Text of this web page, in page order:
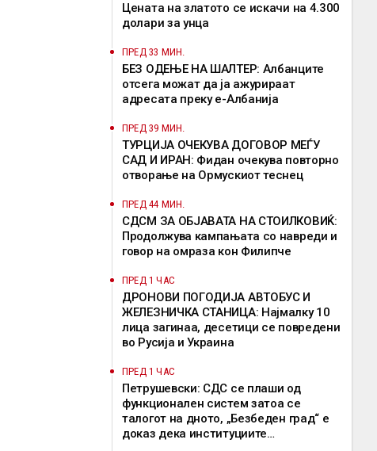
Цената на златото се искачи на 4.300
долари за унца
ПРЕД 33 МИН.
БЕЗ ОДЕЊЕ НА ШАЛТЕР: Албанците
отсега можат да ја ажурираат
адресата преку е-Албанија
ПРЕД 39 МИН.
ТУРЦИЈА ОЧЕКУВА ДОГОВОР МЕЃУ
САД И ИРАН: Фидан очекува повторно
отворање на Ормускиот теснец
ПРЕД 44 МИН.
СДСМ ЗА ОБЈАВАТА НА СТОИЛКОВИЌ:
Продолжува кампањата со навреди и
говор на омраза кон Филипче
ПРЕД 1 ЧАС
ДРОНОВИ ПОГОДИЈА АВТОБУС И
ЖЕЛЕЗНИЧКА СТАНИЦА: Најмалку 10
лица загинаа, десетици се повредени
во Русија и Украина
ПРЕД 1 ЧАС
Петрушевски: СДС се плаши од
функционален систем затоа се
талогот на дното, „Безбеден град“ е
доказ дека институциите